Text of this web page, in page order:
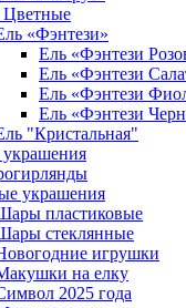
«Фэнтези»
Ель «Фэнтези
Ель «Фэнтези
Ель «Фэнтези
Ель «Фэнтези
"Кристальная"
украшения
пластиковые
стеклянные
игрушки
на елку
2025 года